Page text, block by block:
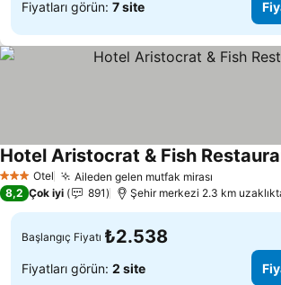
Fiyatları görün: 7 site
3 YıldızOtel Aileden gelen mutfak mirası
Hotel Aristocrat & Fish
8,2 Çok iyi 891 Şehir merkezi 2.3 km
Başlangıç Fiyatı ₺2.538
Fiyatları görün: 2 site